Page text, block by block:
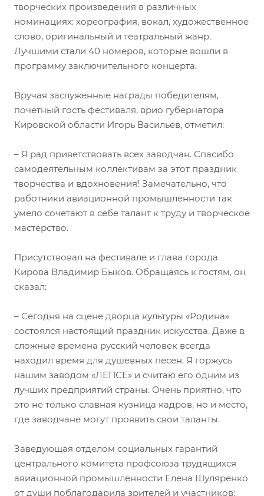
творческих произведения в различных
номинациях: хореография, вокал, художественное
слово, оригинальный и театральный жанр.
Лучшими стали 40 номеров, которые вошли в
программу заключительного концерта.
Вручая заслуженные награды победителям,
почётный гость фестиваля, врио губернатора
Кировской области Игорь Васильев, отметил:
– Я рад приветствовать всех заводчан. Спасибо
самодеятельным коллективам за этот праздник
творчества и вдохновения! Замечательно, что
работники авиационной промышленности так
умело сочетают в себе талант к труду и творческое
мастерство.
Присутствовал на фестивале и глава города
Кирова Владимир Быков. Обращаясь к гостям, он
сказал:
– Сегодня на сцене дворца культуры «Родина»
состоялся настоящий праздник искусства. Даже в
сложные времена русский человек всегда
находил время для душевных песен. Я горжусь
нашим заводом «ЛЕПСЕ» и считаю его одним из
лучших предприятий страны. Очень приятно, что
это не только славная кузница кадров, но и место,
где заводчане могут проявить свои таланты.
Заведующая отделом социальных гарантий
центрального комитета профсоюза трудящихся
авиационной промышленности Елена Шуляренко
от души поблагодарила зрителей и участников: